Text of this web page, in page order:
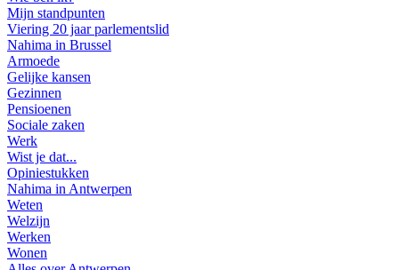
Mijn standpunten
Viering 20 jaar parlementslid
Nahima in Brussel
Armoede
Gelijke kansen
Gezinnen
Pensioenen
Sociale zaken
Werk
Wist je dat...
Opiniestukken
Nahima in Antwerpen
Weten
Welzijn
Werken
Wonen